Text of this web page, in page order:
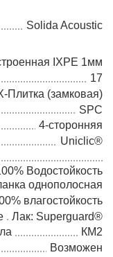
Solida Acoustic
IXPE 1мм
17
Плитка (замковая)
SPC
4-сторонняя
Uniclic®
Водостойкость
однополосная
влагостойкость
Лак: Superguard®
КМ2
Возможен